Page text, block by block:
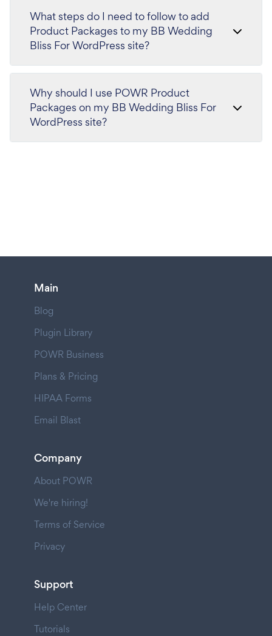
What steps do I need to follow to add
Product Packages to my BB Wedding
Bliss For WordPress site?
Why should I use POWR Product
Packages on my BB Wedding Bliss For
WordPress site?
Main
Blog
Plugin Library
POWR Business
Plans & Pricing
HIPAA Forms
Email Blast
Company
About POWR
We're hiring!
Terms of Service
Privacy
Support
Help Center
Tutorials